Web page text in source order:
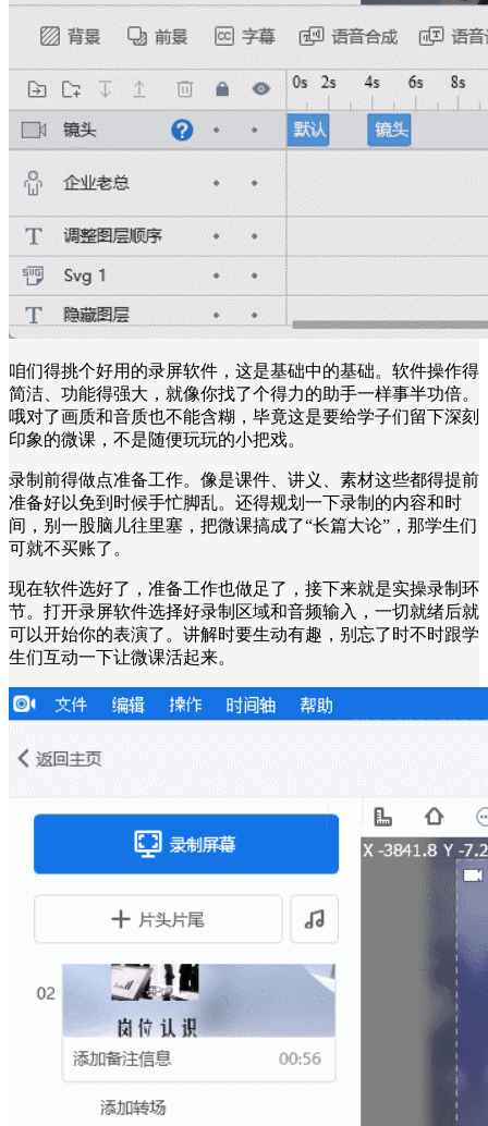
咱们得挑个好用的录屏软件，这是基础中的基础。软件操作得
简洁、功能得强大，就像你找了个得力的助手一样事半功倍。
哦对了画质和音质也不能含糊，毕竟这是要给学子们留下深刻
印象的微课，不是随便玩玩的小把戏。
录制前得做点准备工作。像是课件、讲义、素材这些都得提前
准备好以免到时候手忙脚乱。还得规划一下录制的内容和时
间，别一股脑儿往里塞，把微课搞成了“长篇大论”，那学生们
可就不买账了。
现在软件选好了，准备工作也做足了，接下来就是实操录制环
节。打开录屏软件选择好录制区域和音频输入，一切就绪后就
可以开始你的表演了。讲解时要生动有趣，别忘了时不时跟学
生们互动一下让微课活起来。